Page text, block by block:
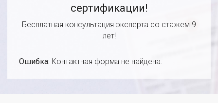
сертификации!
Бесплатная консультация эксперта со стажем 9
лет!
Ошибка: Контактная форма не найдена.